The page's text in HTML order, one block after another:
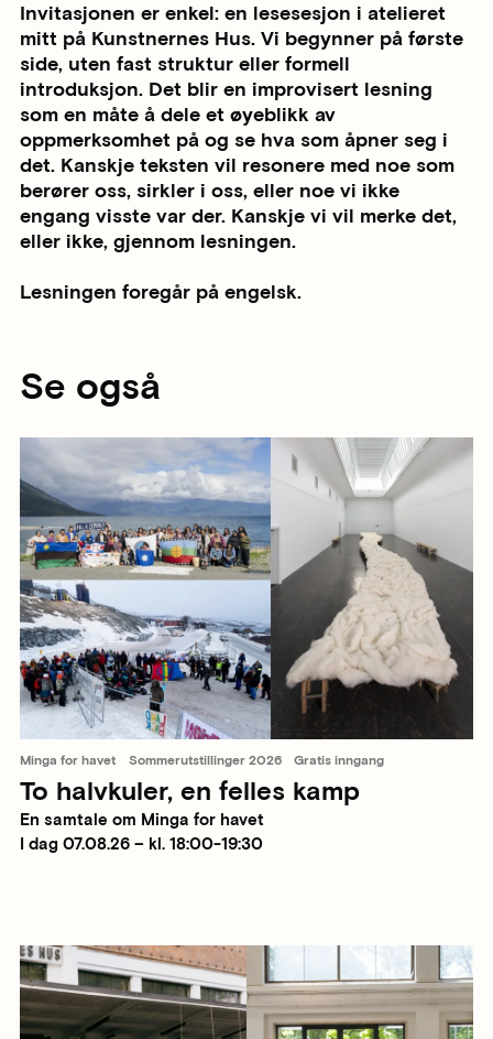
Invitasjonen er enkel: en lesesesjon i atelieret
mitt på Kunstnernes Hus. Vi begynner på første
side, uten fast struktur eller formell
introduksjon. Det blir en improvisert lesning
som en måte å dele et øyeblikk av
oppmerksomhet på og se hva som åpner seg i
det. Kanskje teksten vil resonere med noe som
berører oss, sirkler i oss, eller noe vi ikke
engang visste var der. Kanskje vi vil merke det,
eller ikke, gjennom lesningen.
Lesningen foregår på engelsk.
Se også
Minga for havet Sommerutstillinger 2026 Gratis inngang
To halvkuler, en felles kamp
En samtale om Minga for havet
I dag 07.08.26 – kl. 18:00-19:30